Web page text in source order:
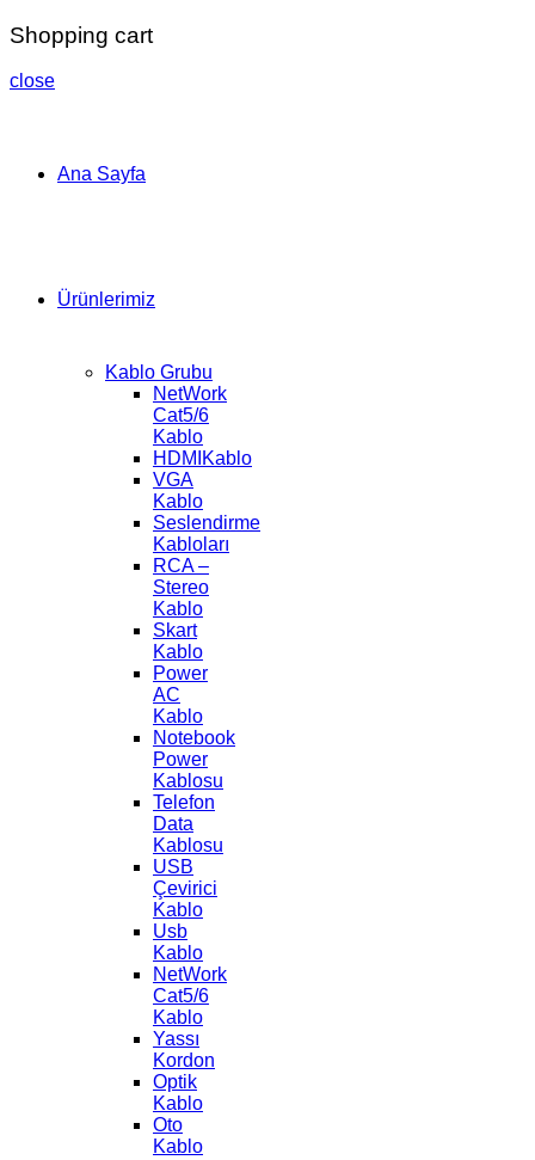
Shopping cart
close
Ana Sayfa
Ürünlerimiz
Kablo Grubu
NetWork
Cat5/6
Kablo
HDMIKablo
VGA
Kablo
Seslendirme
Kabloları
RCA –
Stereo
Kablo
Skart
Kablo
Power
AC
Kablo
Notebook
Power
Kablosu
Telefon
Data
Kablosu
USB
Çevirici
Kablo
Usb
Kablo
NetWork
Cat5/6
Kablo
Yassı
Kordon
Optik
Kablo
Oto
Kablo